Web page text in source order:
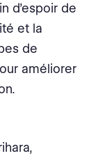
d’espoir de
et la
de
améliorer